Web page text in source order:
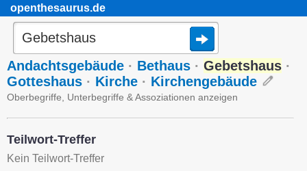
openthesaurus.de
Andachtsgebäude · Bethaus · Gebetshaus ·
Gotteshaus · Kirche · Kirchengebäude
Oberbegriffe, Unterbegriffe & Assoziationen anzeigen
Teilwort-Treffer
Kein Teilwort-Treffer